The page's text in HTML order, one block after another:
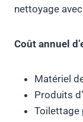
nettoyage
Coût annuel
Matériel
Produits
Toilettage